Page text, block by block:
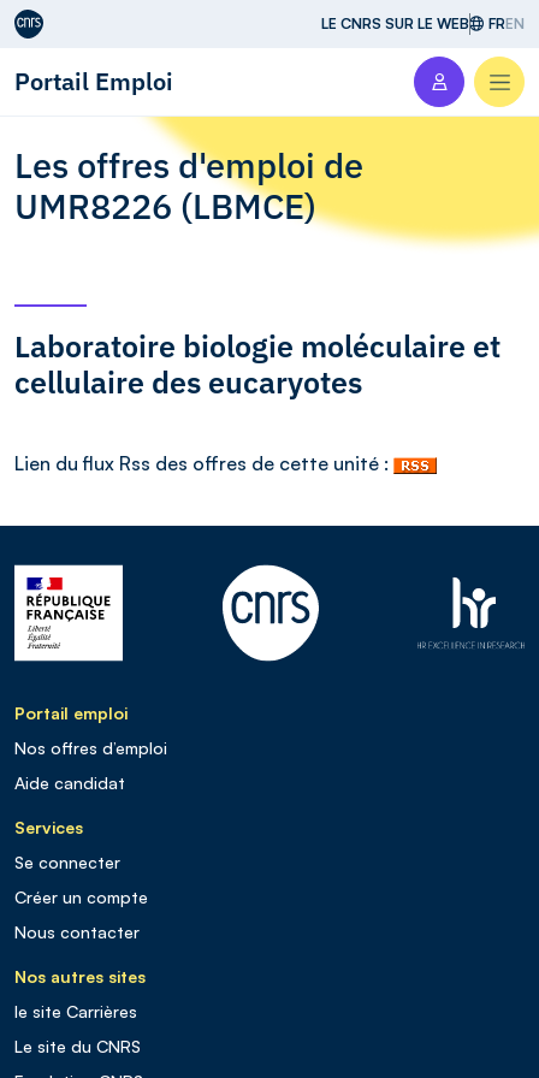
Aller au contenu LE CNRS SUR LE WEB FREN
Portail Emploi
Les offres d'emploi de
UMR8226 (LBMCE)
Laboratoire biologie moléculaire et
cellulaire des eucaryotes
Lien du flux Rss des offres de cette unité :
Portail emploi
Nos offres d’emploi
Aide candidat
Services
Se connecter
Créer un compte
Nous contacter
Nos autres sites
le site Carrières
Le site du CNRS